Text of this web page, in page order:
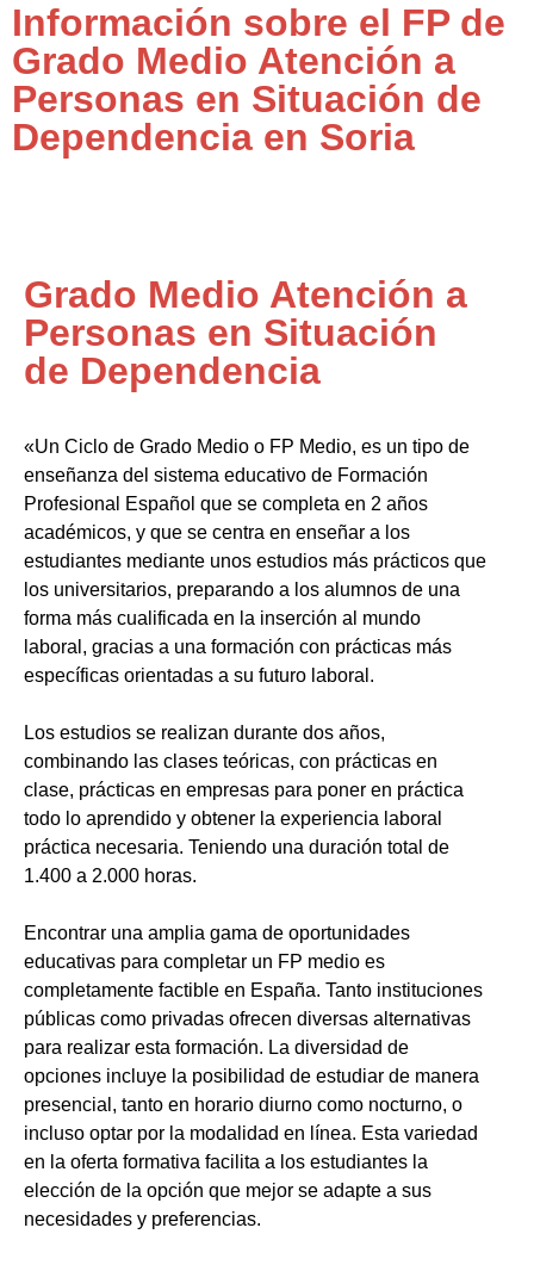
Información sobre el FP de
Grado Medio Atención a
Personas en Situación de
Dependencia en Soria
Grado Medio Atención a
Personas en Situación
de Dependencia
«Un Ciclo de Grado Medio o FP Medio, es un tipo de
enseñanza del sistema educativo de Formación
Profesional Español que se completa en 2 años
académicos, y que se centra en enseñar a los
estudiantes mediante unos estudios más prácticos que
los universitarios, preparando a los alumnos de una
forma más cualificada en la inserción al mundo
laboral, gracias a una formación con prácticas más
específicas orientadas a su futuro laboral.
Los estudios se realizan durante dos años,
combinando las clases teóricas, con prácticas en
clase, prácticas en empresas para poner en práctica
todo lo aprendido y obtener la experiencia laboral
práctica necesaria. Teniendo una duración total de
1.400 a 2.000 horas.
Encontrar una amplia gama de oportunidades
educativas para completar un FP medio es
completamente factible en España. Tanto instituciones
públicas como privadas ofrecen diversas alternativas
para realizar esta formación. La diversidad de
opciones incluye la posibilidad de estudiar de manera
presencial, tanto en horario diurno como nocturno, o
incluso optar por la modalidad en línea. Esta variedad
en la oferta formativa facilita a los estudiantes la
elección de la opción que mejor se adapte a sus
necesidades y preferencias.